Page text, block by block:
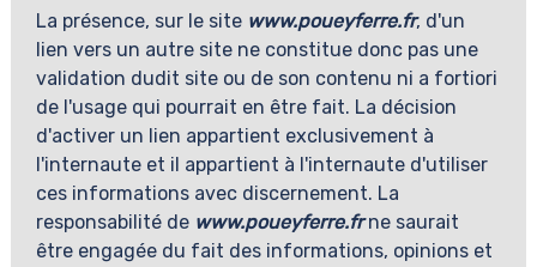
La présence, sur le site www.poueyferre.fr, d'un
lien vers un autre site ne constitue donc pas une
validation dudit site ou de son contenu ni a fortiori
de l'usage qui pourrait en être fait. La décision
d'activer un lien appartient exclusivement à
l'internaute et il appartient à l'internaute d'utiliser
ces informations avec discernement. La
responsabilité de www.poueyferre.frne saurait
être engagée du fait des informations, opinions et